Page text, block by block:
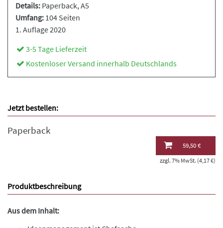
Details: Paperback, A5
Umfang: 104 Seiten
1. Auflage 2020
3-5 Tage Lieferzeit
Kostenloser Versand innerhalb Deutschlands
Jetzt bestellen:
Paperback
59,50 €
zzgl. 7% MwSt. (4,17 €)
Produktbeschreibung
Aus dem Inhalt: